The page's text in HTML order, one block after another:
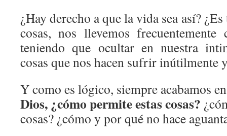
¿Hay derecho a que la vida sea así?
cosas, nos llevemos
teniendo que ocultar en nuestra
cosas que nos hacen sufrir inútilmente
Y como es lógico, siempre acabamos
Dios, ¿cómo permite estas cosas?
cosas? ¿cómo y por qué no hace